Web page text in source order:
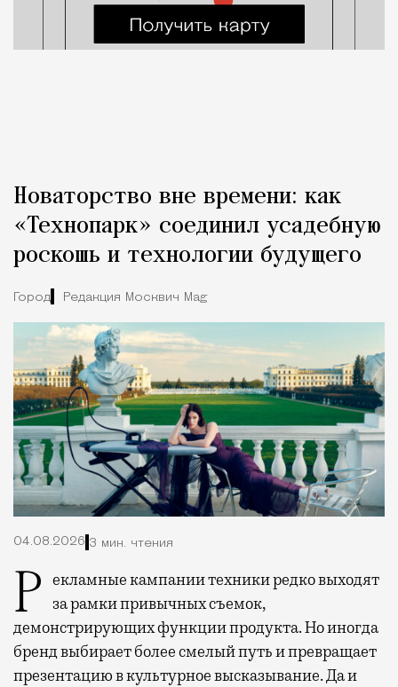
Новаторство вне времени: как
«Технопарк» соединил усадебную
роскошь и технологии будущего
Город Редакция Москвич Mag
04.08.2026 3 мин. чтения
Рекламные кампании техники редко выходят
за рамки привычных съемок,
демонстрирующих функции продукта. Но иногда
бренд выбирает более смелый путь и превращает
презентацию в культурное высказывание. Да и